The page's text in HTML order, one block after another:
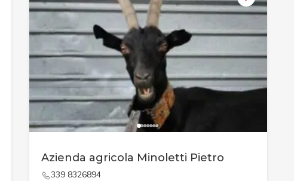
Azienda agricola Minoletti Pietro
339 8326894